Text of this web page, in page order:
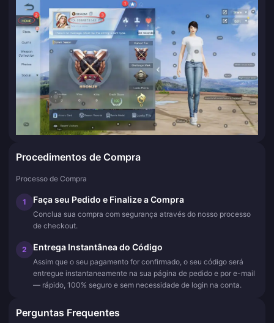
Procedimentos de Compra
Processo de Compra
1 Faça seu Pedido e Finalize a Compra
Conclua sua compra com segurança através do nosso processo
de checkout.
2 Entrega Instantânea do Código
Assim que o seu pagamento for confirmado, o seu código será
entregue instantaneamente na sua página de pedido e por e-mail
— rápido, 100% seguro e sem necessidade de login na conta.
Perguntas Frequentes